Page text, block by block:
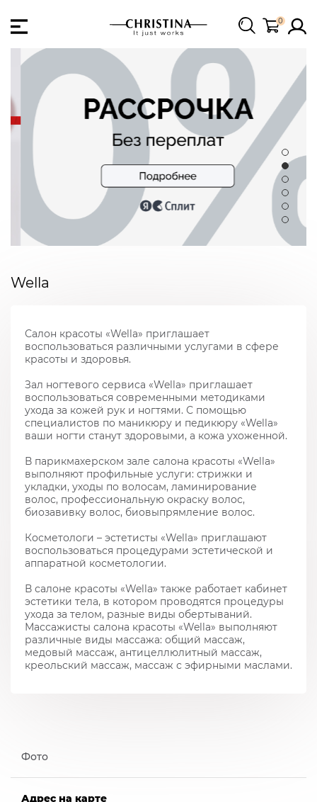
0
Wella
Салон красоты «Wella» приглашает
воспользоваться различными услугами в сфере
красоты и здоровья.
Зал ногтевого сервиса «Wella» приглашает
воспользоваться современными методиками
ухода за кожей рук и ногтями. С помощью
специалистов по маникюру и педикюру «Wella»
ваши ногти станут здоровыми, а кожа ухоженной.
В парикмахерском зале салона красоты «Wella»
выполняют профильные услуги: стрижки и
укладки, уходы по волосам, ламинирование
волос, профессиональную окраску волос,
биозавивку волос, биовыпрямление волос.
Косметологи – эстетисты «Wella» приглашают
воспользоваться процедурами эстетической и
аппаратной косметологии.
В салоне красоты «Wella» также работает кабинет
эстетики тела, в котором проводятся процедуры
ухода за телом, разные виды обертываний.
Массажисты салона красоты «Wella» выполняют
различные виды массажа: общий массаж,
медовый массаж, антицеллюлитный массаж,
креольский массаж, массаж с эфирными маслами.
Фото
Адрес на карте